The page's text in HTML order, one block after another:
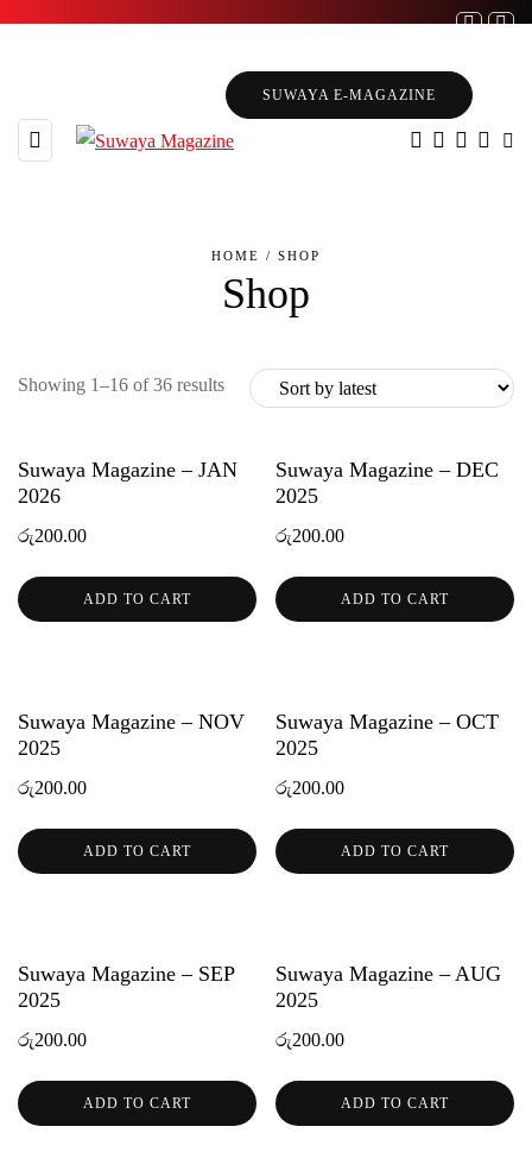
SUWAYA E-MAGAZINE
HOME / SHOP
Shop
Showing 1–16 of 36 results
Suwaya Magazine – JAN
2026
රු200.00
ADD TO CART
Suwaya Magazine – DEC
2025
රු200.00
ADD TO CART
Suwaya Magazine – NOV
2025
රු200.00
ADD TO CART
Suwaya Magazine – OCT
2025
රු200.00
ADD TO CART
Suwaya Magazine – SEP
2025
රු200.00
ADD TO CART
Suwaya Magazine – AUG
2025
රු200.00
ADD TO CART